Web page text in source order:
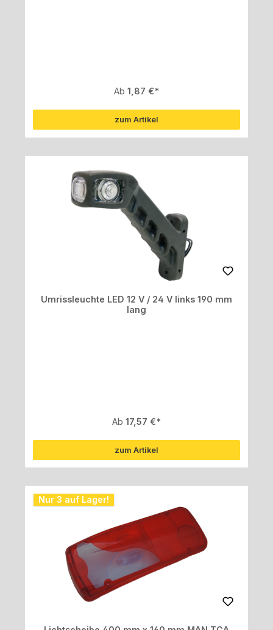
Regulärer Preis:
Ab 1,87 €
zum Artikel
Umrissleuchte LED 12 V / 24 V links 190 mm
lang
Regulärer Preis:
Ab 17,57 €
zum Artikel
Nur 3 auf Lager!